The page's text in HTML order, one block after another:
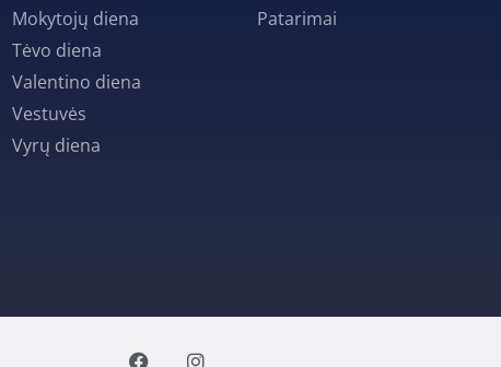
Mokytojų diena
Tėvo diena
Valentino diena
Vestuvės
Vyrų diena
Patarimai
F I